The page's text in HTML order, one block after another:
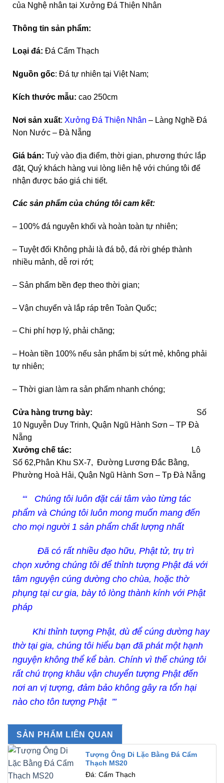
của Nghệ nhân tại Xưởng Đá Thiện Nhân
Thông tin sản phẩm:
Loại đá: Đá Cẩm Thạch
Nguồn gốc: Đá tự nhiên tại Việt Nam;
Kích thước mẫu: cao 250cm
Nơi sản xuất: Xưởng Đá Thiện Nhân – Làng Nghề Đá
Non Nước – Đà Nẵng
Giá bán: Tuỳ vào địa điểm, thời gian, phương thức lắp
đặt, Quý khách hàng vui lòng liên hệ với chúng tôi để
nhận được báo giá chi tiết.
Các sản phẩm của chúng tôi cam kết:
– 100% đá nguyên khối và hoàn toàn tự nhiên;
– Tuyệt đối Không phải là đá bộ, đá rời ghép thành
nhiều mảnh, dễ rơi rớt;
– Sản phẩm bền đẹp theo thời gian;
– Vận chuyển và lắp ráp trên Toàn Quốc;
– Chi phí hợp lý, phải chăng;
– Hoàn tiền 100% nếu sản phẩm bị sứt mẻ, không phải
tự nhiên;
– Thời gian làm ra sản phẩm nhanh chóng;
Cửa hàng trưng bày:
Số
10 Nguyễn Duy Trinh, Quận Ngũ Hành Sơn – TP Đà
Nẵng
Xưởng chế tác:
Lô
Số 62,Phân Khu SX-7, Đường Lương Đắc Bằng,
Phường Hoà Hải, Quận Ngũ Hành Sơn – Tp Đà Nẵng
‘‘‘ Chúng tôi luôn đặt cái tâm vào từng tác
phẩm và Chúng tôi luôn mong muốn mang đến
cho mọi người 1 sản phẩm chất lượng nhất
Đã có rất nhiều đạo hữu, Phật tử, trụ trì
chọn xưởng chúng tôi để thỉnh tượng Phật đá với
tâm nguyện cúng dường cho chùa, hoặc thờ
phụng tại cư gia, bày tỏ lòng thành kính với Phật
pháp
Khi thỉnh tượng Phật, dù để cúng dường hay
thờ tại gia, chúng tôi hiểu bạn đã phát một hạnh
nguyện không thể kể bàn. Chính vì thế chúng tôi
rất chú trọng khâu vận chuyển tượng Phật đến
nơi an vị tượng, đảm bảo không gây ra tổn hại
nào cho tôn tượng Phật ’’’
SẢN PHẨM LIÊN QUAN
Tượng Ông Di Lặc Bằng Đá Cẩm
Thạch MS20
Đá: Cẩm Thạch